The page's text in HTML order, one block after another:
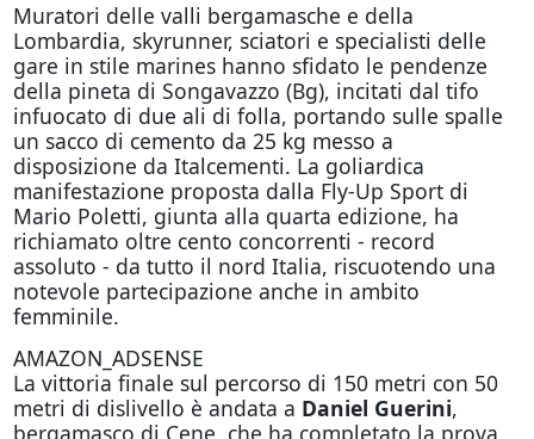
Muratori delle valli bergamasche e della
Lombardia, skyrunner, sciatori e specialisti delle
gare in stile marines hanno sfidato le pendenze
della pineta di Songavazzo (Bg), incitati dal tifo
infuocato di due ali di folla, portando sulle spalle
un sacco di cemento da 25 kg messo a
disposizione da Italcementi. La goliardica
manifestazione proposta dalla Fly-Up Sport di
Mario Poletti, giunta alla quarta edizione, ha
richiamato oltre cento concorrenti - record
assoluto - da tutto il nord Italia, riscuotendo una
notevole partecipazione anche in ambito
femminile.
AMAZON_ADSENSE
La vittoria finale sul percorso di 150 metri con 50
metri di dislivello è andata a Daniel Guerini,
bergamasco di Cene, che ha completato la prova